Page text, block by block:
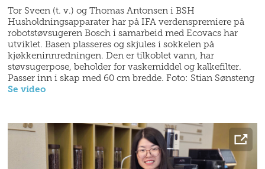
Tor Sveen (t. v.) og Thomas Antonsen i BSH
Husholdningsapparater har på IFA verdenspremiere på
robotstøvsugeren Bosch i samarbeid med Ecovacs har
utviklet. Basen plasseres og skjules i sokkelen på
kjøkkeninnredningen. Den er tilkoblet vann, har
støvsugerpose, beholder for vaskemiddel og kalkefilter.
Passer inn i skap med 60 cm bredde. Foto: Stian Sønsteng
Se video